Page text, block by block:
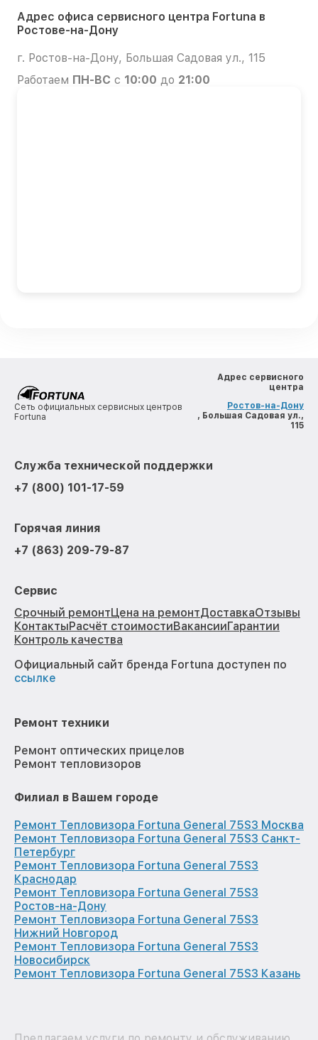
Адрес офиса сервисного центра Fortuna в
Ростове-на-Дону
г. Ростов-на-Дону, Большая Садовая ул., 115
Работаем ПН-ВС с 10:00 до 21:00
Сеть официальных сервисных центров
Fortuna
Адрес сервисного
центра
Ростов-на-Дону
, Большая Садовая ул.,
115
Служба технической поддержки
+7 (800) 101-17-59
Горячая линия
+7 (863) 209-79-87
Сервис
Срочный ремонтЦена на ремонтДоставкаОтзывы
КонтактыРасчёт стоимостиВакансииГарантии
Контроль качества
Официальный сайт бренда Fortuna доступен по
ссылке
Ремонт техники
Ремонт оптических прицелов
Ремонт тепловизоров
Филиал в Вашем городе
Ремонт Тепловизора Fortuna General 75S3 Москва
Ремонт Тепловизора Fortuna General 75S3 Санкт-
Петербург
Ремонт Тепловизора Fortuna General 75S3
Краснодар
Ремонт Тепловизора Fortuna General 75S3
Ростов-на-Дону
Ремонт Тепловизора Fortuna General 75S3
Нижний Новгород
Ремонт Тепловизора Fortuna General 75S3
Новосибирск
Ремонт Тепловизора Fortuna General 75S3 Казань